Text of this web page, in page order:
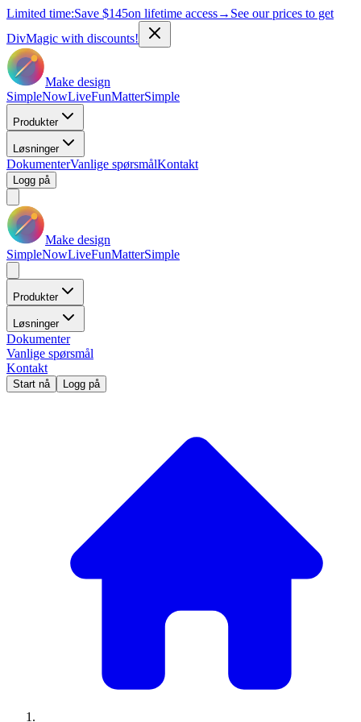
Limited time:Save $145on lifetime access→ See our prices to get
DivMagic with discounts!
Make design
SimpleNowLiveFunMatterSimple
Produkter
Løsninger
DokumenterVanlige spørsmålKontakt
Logg på
Make design
SimpleNowLiveFunMatterSimple
Produkter
Løsninger
Dokumenter
Vanlige spørsmål
Kontakt
Start nå Logg på